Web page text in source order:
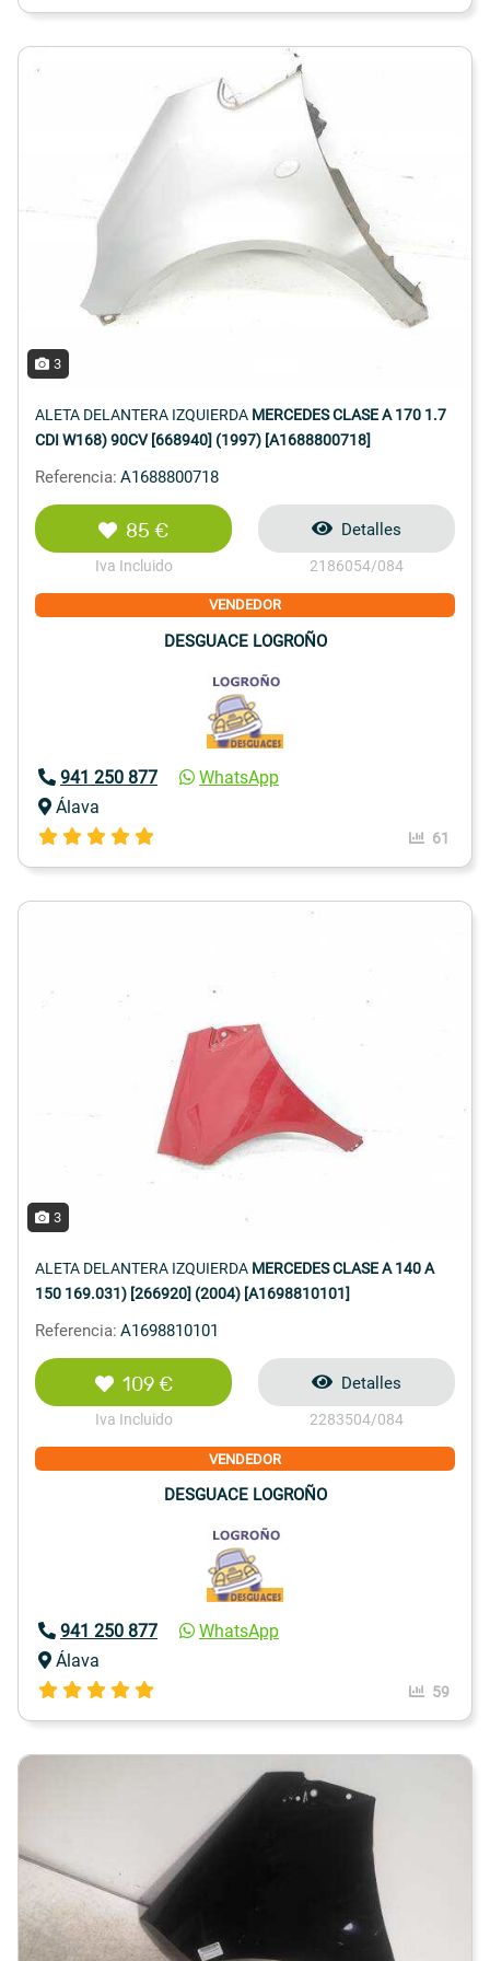
3
ALETA DELANTERA IZQUIERDA MERCEDES CLASE A 170 1.7
CDI W168) 90CV [668940] (1997) [A1688800718]
Referencia: A1688800718
85 €
Iva Incluido
Detalles
2186054/084
VENDEDOR
DESGUACE LOGROÑO
941 250 877
WhatsApp
Álava
61
3
ALETA DELANTERA IZQUIERDA MERCEDES CLASE A 140 A
150 169.031) [266920] (2004) [A1698810101]
Referencia: A1698810101
109 €
Iva Incluido
Detalles
2283504/084
VENDEDOR
DESGUACE LOGROÑO
941 250 877
WhatsApp
Álava
59